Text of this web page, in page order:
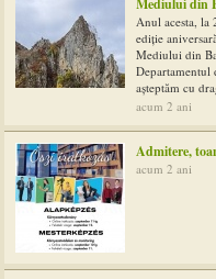
Mediului din
Anul acesta, la
ediție
Mediului din
așteptăm cu
acum 2 ani
Admitere,
acum 2 ani